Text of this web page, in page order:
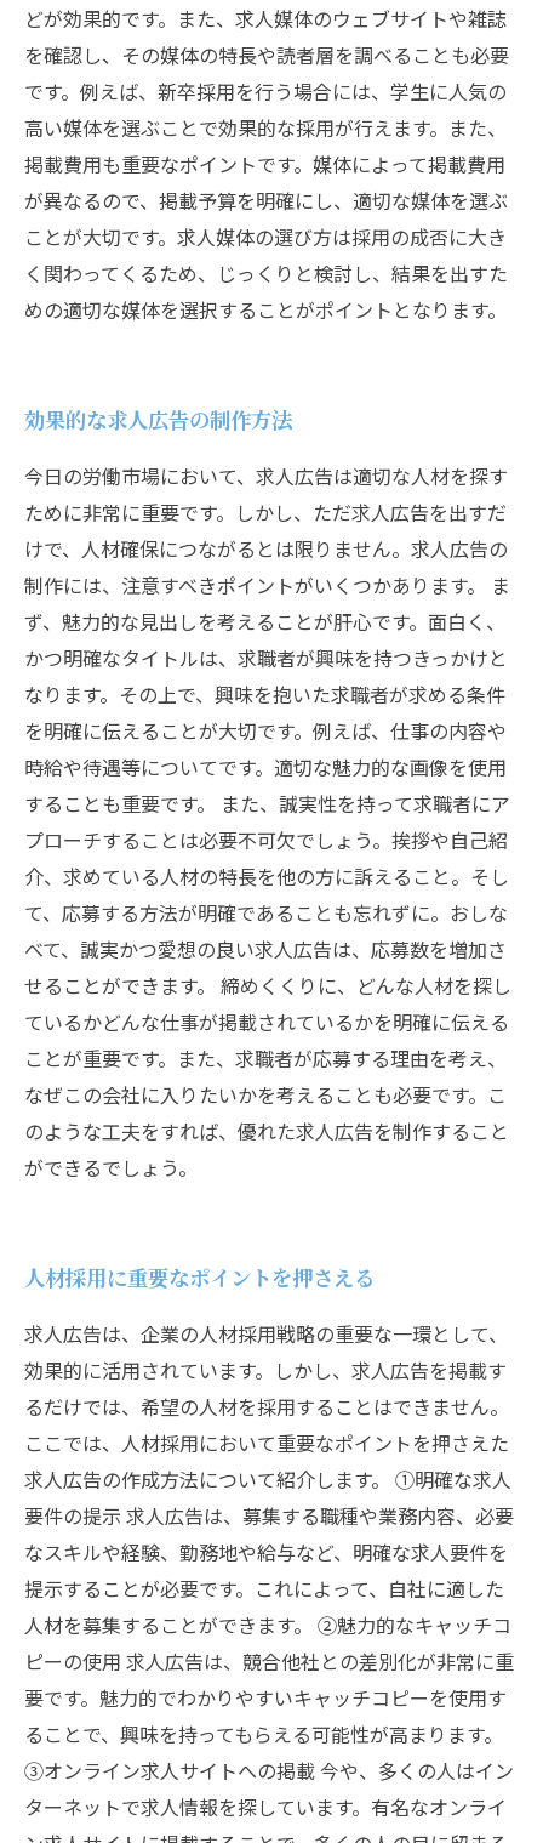
どが効果的です。また、求人媒体のウェブサイトや雑誌
を確認し、その媒体の特長や読者層を調べることも必要
です。例えば、新卒採用を行う場合には、学生に人気の
高い媒体を選ぶことで効果的な採用が行えます。また、
掲載費用も重要なポイントです。媒体によって掲載費用
が異なるので、掲載予算を明確にし、適切な媒体を選ぶ
ことが大切です。求人媒体の選び方は採用の成否に大き
く関わってくるため、じっくりと検討し、結果を出すた
めの適切な媒体を選択することがポイントとなります。
効果的な求人広告の制作方法
今日の労働市場において、求人広告は適切な人材を探す
ために非常に重要です。しかし、ただ求人広告を出すだ
けで、人材確保につながるとは限りません。求人広告の
制作には、注意すべきポイントがいくつかあります。 ま
ず、魅力的な見出しを考えることが肝心です。面白く、
かつ明確なタイトルは、求職者が興味を持つきっかけと
なります。その上で、興味を抱いた求職者が求める条件
を明確に伝えることが大切です。例えば、仕事の内容や
時給や待遇等についてです。適切な魅力的な画像を使用
することも重要です。 また、誠実性を持って求職者にア
プローチすることは必要不可欠でしょう。挨拶や自己紹
介、求めている人材の特長を他の方に訴えること。そし
て、応募する方法が明確であることも忘れずに。おしな
べて、誠実かつ愛想の良い求人広告は、応募数を増加さ
せることができます。 締めくくりに、どんな人材を探し
ているかどんな仕事が掲載されているかを明確に伝える
ことが重要です。また、求職者が応募する理由を考え、
なぜこの会社に入りたいかを考えることも必要です。こ
のような工夫をすれば、優れた求人広告を制作すること
ができるでしょう。
人材採用に重要なポイントを押さえる
求人広告は、企業の人材採用戦略の重要な一環として、
効果的に活用されています。しかし、求人広告を掲載す
るだけでは、希望の人材を採用することはできません。
ここでは、人材採用において重要なポイントを押さえた
求人広告の作成方法について紹介します。 ①明確な求人
要件の提示 求人広告は、募集する職種や業務内容、必要
なスキルや経験、勤務地や給与など、明確な求人要件を
提示することが必要です。これによって、自社に適した
人材を募集することができます。 ②魅力的なキャッチコ
ピーの使用 求人広告は、競合他社との差別化が非常に重
要です。魅力的でわかりやすいキャッチコピーを使用す
ることで、興味を持ってもらえる可能性が高まります。
③オンライン求人サイトへの掲載 今や、多くの人はイン
ターネットで求人情報を探しています。有名なオンライ